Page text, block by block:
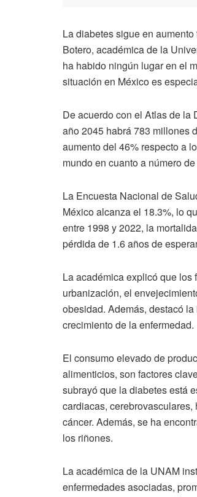
La diabetes sigue en
Botero, académica de la
ha habido ningún lugar en el
situación en México es
De acuerdo con el Atlas de la
año 2045 habrá 783 millones
aumento del 46% respecto a
mundo en cuanto a número
La Encuesta Nacional de
México alcanza el 18.3%, lo
entre 1998 y 2022, la
pérdida de 1.6 años de
La académica explicó que
urbanización, el
obesidad. Además, destacó
crecimiento de la enfermedad.
El consumo elevado de
alimenticios, son factores
subrayó que la diabetes está
cardiacas,
cáncer. Además, se ha
los riñones.
La académica de la UNAM
enfermedades asociadas,